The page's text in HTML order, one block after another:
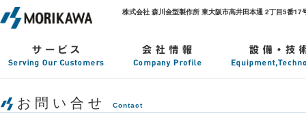
株式会社 森川金型製作所 東大阪市高井田本通 2丁目5番
お問い合せ Contact